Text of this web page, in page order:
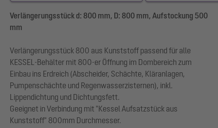
Verlängerungsstück d: 800 mm, D: 800 mm, Aufstockung 500
mm
Verlängerungsstück 800 aus Kunststoff passend für alle
KESSEL-Behälter mit 800-er Öffnung im Dombereich zum
Einbau ins Erdreich (Abscheider, Schächte, Kläranlagen,
Pumpenschächte und Regenwasserzisternen), inkl.
Lippendichtung und Dichtungsfett.
Geeignet in Verbindung mit "Kessel Aufsatzstück aus
Kunststoff" 800mm Durchmesser.